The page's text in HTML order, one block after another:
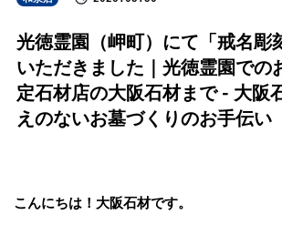
光徳霊園（岬町）にて「戒名彫
いただきました｜光徳霊園での
定石材店の大阪石材まで - 大阪
えのないお墓づくりのお手伝い
こんにちは！大阪石材です。